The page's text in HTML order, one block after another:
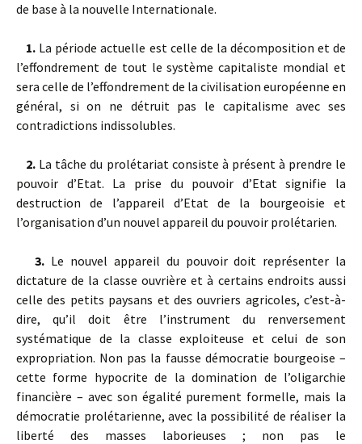
de base à la nouvelle Internationale.
1. La période actuelle est celle de la décomposition et de
l’effondrement de tout le système capitaliste mondial et
sera celle de l’effondrement de la civilisation européenne en
général, si on ne détruit pas le capitalisme avec ses
contradictions indissolubles.
2. La tâche du prolétariat consiste à présent à prendre le
pouvoir d’Etat. La prise du pouvoir d’Etat signifie la
destruction de l’appareil d’Etat de la bourgeoisie et
l’organisation d’un nouvel appareil du pouvoir prolétarien.
3. Le nouvel appareil du pouvoir doit représenter la
dictature de la classe ouvrière et à certains endroits aussi
celle des petits paysans et des ouvriers agricoles, c’est-à-
dire, qu’il doit être l’instrument du renversement
systématique de la classe exploiteuse et celui de son
expropriation. Non pas la fausse démocratie bourgeoise –
cette forme hypocrite de la domination de l’oligarchie
financière – avec son égalité purement formelle, mais la
démocratie prolétarienne, avec la possibilité de réaliser la
liberté des masses laborieuses ; non pas le